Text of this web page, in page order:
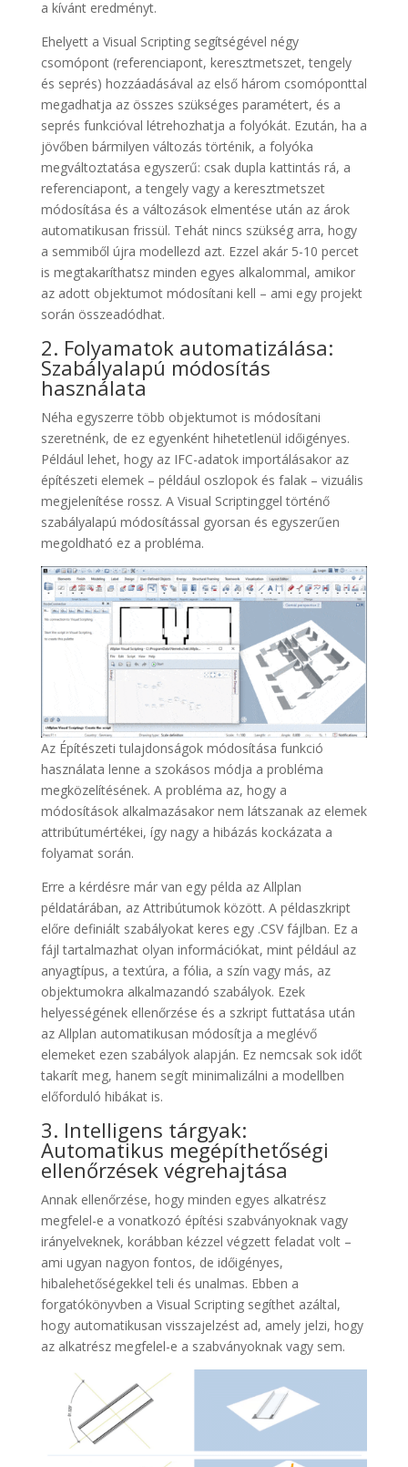
a kívánt eredményt.
Ehelyett a Visual Scripting segítségével négy
csomópont (referenciapont, keresztmetszet, tengely
és seprés) hozzáadásával az első három csomóponttal
megadhatja az összes szükséges paramétert, és a
seprés funkcióval létrehozhatja a folyókát. Ezután, ha a
jövőben bármilyen változás történik, a folyóka
megváltoztatása egyszerű: csak dupla kattintás rá, a
referenciapont, a tengely vagy a keresztmetszet
módosítása és a változások elmentése után az árok
automatikusan frissül. Tehát nincs szükség arra, hogy
a semmiből újra modellezd azt. Ezzel akár 5-10 percet
is megtakaríthatsz minden egyes alkalommal, amikor
az adott objektumot módosítani kell – ami egy projekt
során összeadódhat.
2. Folyamatok automatizálása:
Szabályalapú módosítás
használata
Néha egyszerre több objektumot is módosítani
szeretnénk, de ez egyenként hihetetlenül időigényes.
Például lehet, hogy az IFC-adatok importálásakor az
építészeti elemek – például oszlopok és falak – vizuális
megjelenítése rossz. A Visual Scriptinggel történő
szabályalapú módosítással gyorsan és egyszerűen
megoldható ez a probléma.
Az Építészeti tulajdonságok módosítása funkció
használata lenne a szokásos módja a probléma
megközelítésének. A probléma az, hogy a
módosítások alkalmazásakor nem látszanak az elemek
attribútumértékei, így nagy a hibázás kockázata a
folyamat során.
Erre a kérdésre már van egy példa az Allplan
példatárában, az Attribútumok között. A példaszkript
előre definiált szabályokat keres egy .CSV fájlban. Ez a
fájl tartalmazhat olyan információkat, mint például az
anyagtípus, a textúra, a fólia, a szín vagy más, az
objektumokra alkalmazandó szabályok. Ezek
helyességének ellenőrzése és a szkript futtatása után
az Allplan automatikusan módosítja a meglévő
elemeket ezen szabályok alapján. Ez nemcsak sok időt
takarít meg, hanem segít minimalizálni a modellben
előforduló hibákat is.
3. Intelligens tárgyak:
Automatikus megépíthetőségi
ellenőrzések végrehajtása
Annak ellenőrzése, hogy minden egyes alkatrész
megfelel-e a vonatkozó építési szabványoknak vagy
irányelveknek, korábban kézzel végzett feladat volt –
ami ugyan nagyon fontos, de időigényes,
hibalehetőségekkel teli és unalmas. Ebben a
forgatókönyvben a Visual Scripting segíthet azáltal,
hogy automatikusan visszajelzést ad, amely jelzi, hogy
az alkatrész megfelel-e a szabványoknak vagy sem.